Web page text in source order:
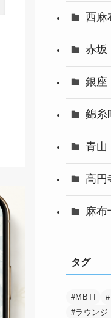
西麻
赤坂
銀座
錦糸
青山
高円
麻布
タグ
#MBTI
#ラウン